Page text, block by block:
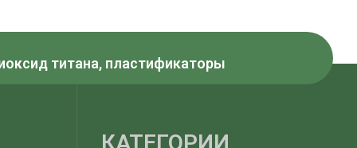
титана, пластификаторы